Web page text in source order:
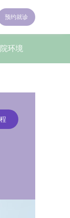
预约就诊
环境